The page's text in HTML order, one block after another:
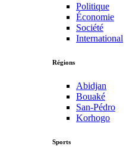
Politique
Économie
Société
International
Régions
Abidjan
Bouaké
San-Pédro
Korhogo
Sports